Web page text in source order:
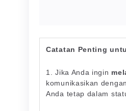
Catatan Penting
1. Jika Anda ingin
komunikasikan
Anda tetap dalam